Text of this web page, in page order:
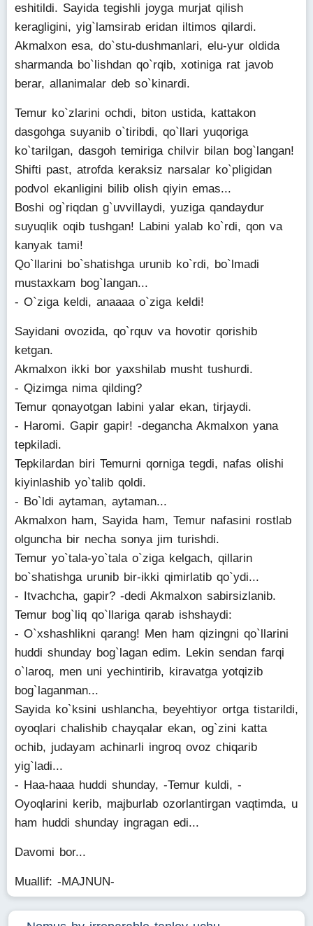
eshitildi. Sayida tegishli joyga murjat qilish
keragligini, yig`lamsirab eridan iltimos qilardi.
Akmalxon esa, do`stu-dushmanlari, elu-yur oldida
sharmanda bo`lishdan qo`rqib, xotiniga rat javob
berar, allanimalar deb so`kinardi.
Temur ko`zlarini ochdi, biton ustida, kattakon
dasgohga suyanib o`tiribdi, qo`llari yuqoriga
ko`tarilgan, dasgoh temiriga chilvir bilan bog`langan!
Shifti past, atrofda keraksiz narsalar ko`pligidan
podvol ekanligini bilib olish qiyin emas...
Boshi og`riqdan g`uvvillaydi, yuziga qandaydur
suyuqlik oqib tushgan! Labini yalab ko`rdi, qon va
kanyak tami!
Qo`llarini bo`shatishga urunib ko`rdi, bo`lmadi
mustaxkam bog`langan...
- O`ziga keldi, anaaaa o`ziga keldi!
Sayidani ovozida, qo`rquv va hovotir qorishib
ketgan.
Akmalxon ikki bor yaxshilab musht tushurdi.
- Qizimga nima qilding?
Temur qonayotgan labini yalar ekan, tirjaydi.
- Haromi. Gapir gapir! -degancha Akmalxon yana
tepkiladi.
Tepkilardan biri Temurni qorniga tegdi, nafas olishi
kiyinlashib yo`talib qoldi.
- Bo`ldi aytaman, aytaman...
Akmalxon ham, Sayida ham, Temur nafasini rostlab
olguncha bir necha sonya jim turishdi.
Temur yo`tala-yo`tala o`ziga kelgach, qillarin
bo`shatishga urunib bir-ikki qimirlatib qo`ydi...
- Itvachcha, gapir? -dedi Akmalxon sabirsizlanib.
Temur bog`liq qo`llariga qarab ishshaydi:
- O`xshashlikni qarang! Men ham qizingni qo`llarini
huddi shunday bog`lagan edim. Lekin sendan farqi
o`laroq, men uni yechintirib, kiravatga yotqizib
bog`laganman...
Sayida ko`ksini ushlancha, beyehtiyor ortga tistarildi,
oyoqlari chalishib chayqalar ekan, og`zini katta
ochib, judayam achinarli ingroq ovoz chiqarib
yig`ladi...
- Haa-haaa huddi shunday, -Temur kuldi, -
Oyoqlarini kerib, majburlab ozorlantirgan vaqtimda, u
ham huddi shunday ingragan edi...
Davomi bor...
Muallif: -MAJNUN-